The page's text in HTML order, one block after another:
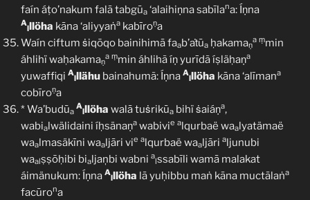
faín áṭo’nakum falā tabgūa ‘alaihiṇna sabīlana: Íṇna
A
lllöha kāna ‘aliyyaṅa kabīroṇa
Waín ciftum ṡiqōqo bainihimā faab’aṫūa ḥakamaṇ
a ṃmin
áhlihï waḥakamaṇ
a ṃmin áhlihã íṇ yurīdã íṣläḥaṇa
yuwaffiqi A
lllähu bainahumã: Íṇna A
lllöha kāna ‘alīmana
cobīroṇa
* Wa’budūa
A
lllöha walā tuṡrikūa bihï ṡaiáṇa,
wabialwälidaini íḥsänaṇa wabivie alqurbaë waalyatämaë
waalmasäkīni waaljāri vie alqurbaë waaljāri aljunubi
waalṣṣōḥibi bialjaņbi wabni a
lssabīli wamā malakat
áimänukum: Íṇna A
lllöha lā yuḥibbu maṅ kāna muctālaṅa
facūrona